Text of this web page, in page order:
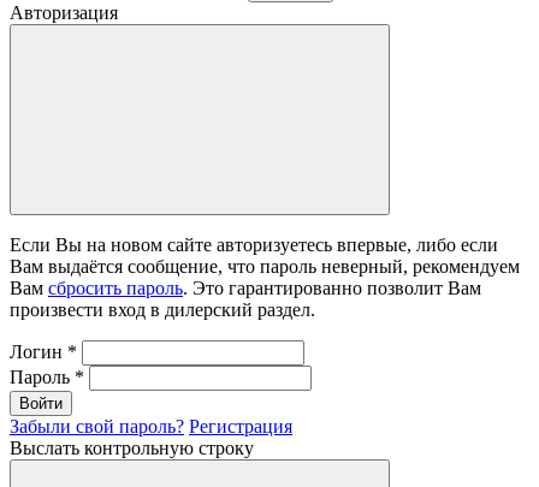
Авторизация
Если Вы на новом сайте авторизуетесь впервые, либо если
Вам выдаётся сообщение, что пароль неверный, рекомендуем
Вам сбросить пароль. Это гарантированно позволит Вам
произвести вход в дилерский раздел.
Логин *
Пароль *
Войти
Забыли свой пароль? Регистрация
Выслать контрольную строку